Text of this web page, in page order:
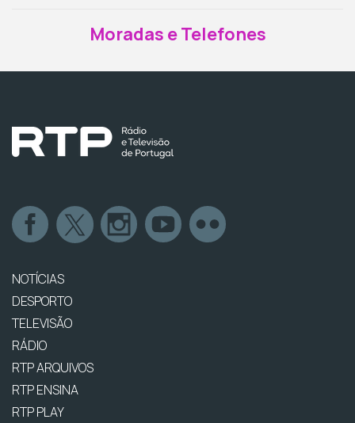
Moradas e Telefones
NOTÍCIAS
DESPORTO
TELEVISÃO
RÁDIO
RTP ARQUIVOS
RTP ENSINA
RTP PLAY